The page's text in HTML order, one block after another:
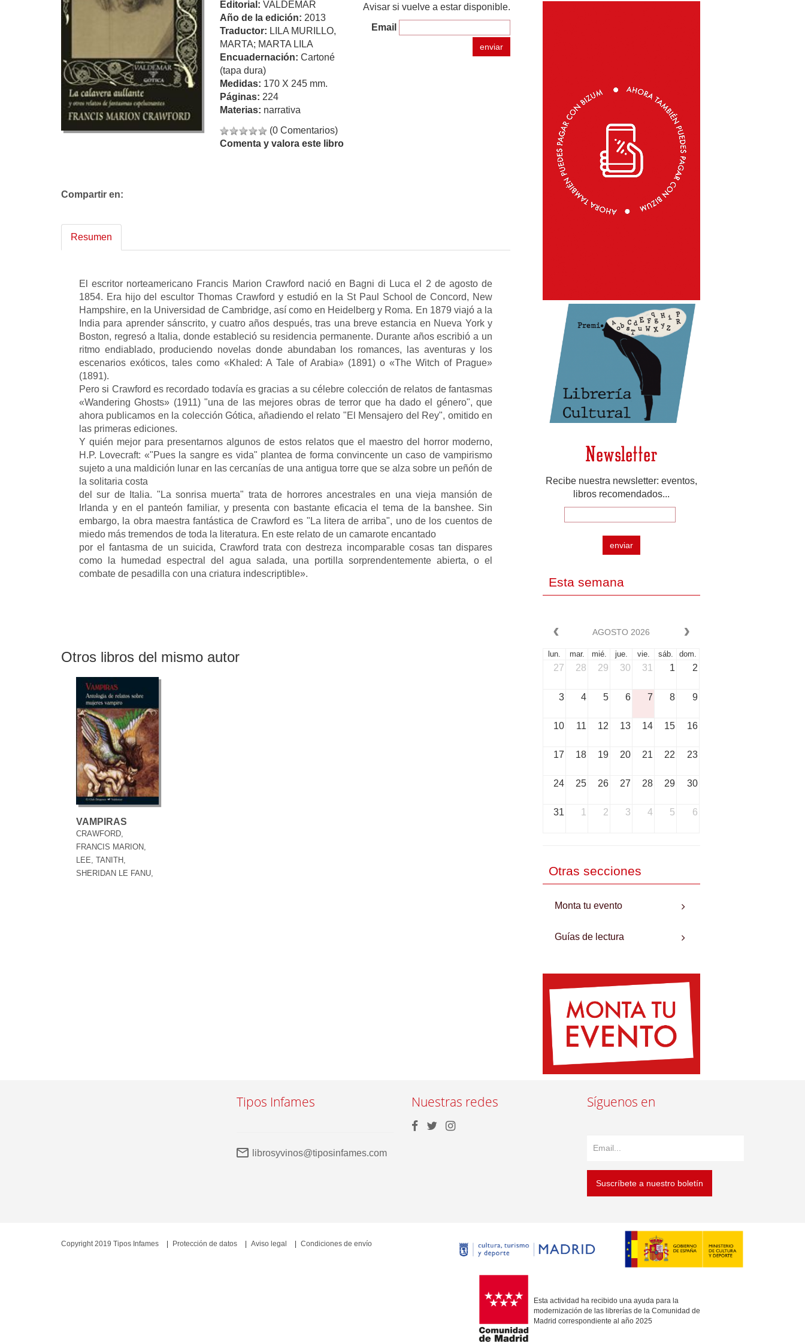
Editorial: VALDEMAR
Año de la edición: 2013
Traductor: LILA MURILLO,
MARTA; MARTA LILA
Encuadernación: Cartoné
(tapa dura)
Medidas: 170 X 245 mm.
Páginas: 224
Materias: narrativa
(0 Comentarios)
Comenta y valora este libro
Avisar si vuelve a estar disponible.
Email
enviar
Compartir en:
Resumen
El escritor norteamericano Francis Marion Crawford nació en Bagni di Luca el 2 de agosto de
1854. Era hijo del escultor Thomas Crawford y estudió en la St Paul School de Concord, New
Hampshire, en la Universidad de Cambridge, así como en Heidelberg y Roma. En 1879 viajó a la
India para aprender sánscrito, y cuatro años después, tras una breve estancia en Nueva York y
Boston, regresó a Italia, donde estableció su residencia permanente. Durante años escribió a un
ritmo endiablado, produciendo novelas donde abundaban los romances, las aventuras y los
escenarios exóticos, tales como «Khaled: A Tale of Arabia» (1891) o «The Witch of Prague»
(1891).
Pero si Crawford es recordado todavía es gracias a su célebre colección de relatos de fantasmas
«Wandering Ghosts» (1911) "una de las mejores obras de terror que ha dado el género", que
ahora publicamos en la colección Gótica, añadiendo el relato "El Mensajero del Rey", omitido en
las primeras ediciones.
Y quién mejor para presentarnos algunos de estos relatos que el maestro del horror moderno,
H.P. Lovecraft: «"Pues la sangre es vida" plantea de forma convincente un caso de vampirismo
sujeto a una maldición lunar en las cercanías de una antigua torre que se alza sobre un peñón de
la solitaria costa
del sur de Italia. "La sonrisa muerta" trata de horrores ancestrales en una vieja mansión de
Irlanda y en el panteón familiar, y presenta con bastante eficacia el tema de la banshee. Sin
embargo, la obra maestra fantástica de Crawford es "La litera de arriba", uno de los cuentos de
miedo más tremendos de toda la literatura. En este relato de un camarote encantado
por el fantasma de un suicida, Crawford trata con destreza incomparable cosas tan dispares
como la humedad espectral del agua salada, una portilla sorprendentemente abierta, o el
combate de pesadilla con una criatura indescriptible».
Otros libros del mismo autor
VAMPIRAS
CRAWFORD,
FRANCIS MARION,
LEE, TANITH,
SHERIDAN LE FANU,
Newsletter
Recibe nuestra newsletter: eventos,
libros recomendados...
enviar
Esta semana
AGOSTO 2026
lun. mar. mié. jue. vie. sáb. dom.
27 28 29 30 31 1 2
3 4 5 6 7 8 9
10 11 12 13 14 15 16
17 18 19 20 21 22 23
24 25 26 27 28 29 30
31 1 2 3 4 5 6
Otras secciones
Monta tu evento
Guías de lectura
Tipos Infames
librosyvinos@tiposinfames.com
Nuestras redes Síguenos en
Suscríbete a nuestro boletín
Esta actividad ha recibido una ayuda para la
modernización de las librerías de la Comunidad de
Madrid correspondiente al año 2025
Copyright 2019 Tipos Infames Protección de datos Aviso legal Condiciones de envío